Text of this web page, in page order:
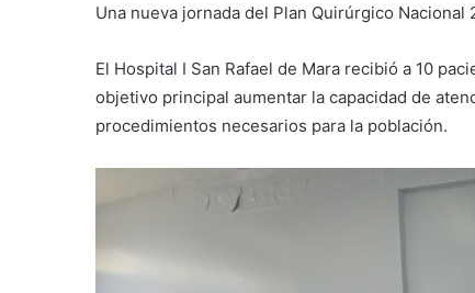
Una nueva jornada del Plan Quirúrgico
El Hospital I San Rafael de Mara recibió a 10
objetivo principal aumentar la capacidad de
procedimientos necesarios para la población.